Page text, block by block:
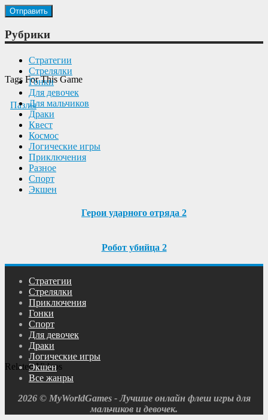
Tags For This Game
Пазлы
Related Videos
Рубрики
Cтратегии
Cтрелялки
Гонки
Для девочек
Для мальчиков
Драки
Квест
Космос
Логические игры
Приключения
Разное
Спорт
Экшен
Герои ударного отряда 2
Робот убийца 2
Cтратегии
Cтрелялки
Приключения
Гонки
Спорт
Для девочек
Драки
Логические игры
Экшен
Все жанры
2026 © MyWorldGames - Лучшие онлайн флеш игры для
мальчиков и девочек.